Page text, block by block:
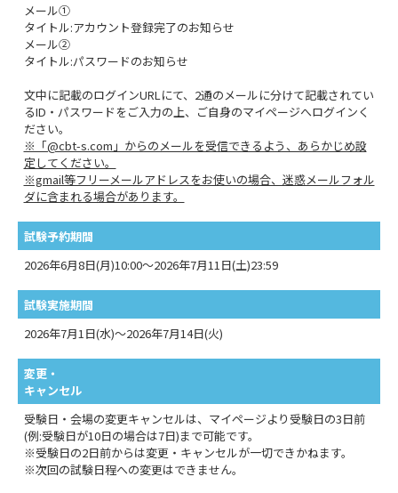
メール①
タイトル:アカウント登録完了のお知らせ
メール②
タイトル:パスワードのお知らせ
文中に記載のログインURLにて、2通のメールに分けて記載されてい
るID・パスワードをご入力の上、ご自身のマイページへログインく
ださい。
※「@cbt-s.com」からのメールを受信できるよう、あらかじめ設
定してください。
※gmail等フリーメールアドレスをお使いの場合、迷惑メールフォル
ダに含まれる場合があります。
試験予約期間
2026年6月8日(月)10:00～2026年7月11日(土)23:59
試験実施期間
2026年7月1日(水)～2026年7月14日(火)
変更・
キャンセル
受験日・会場の変更キャンセルは、マイページより受験日の3日前
(例:受験日が10日の場合は7日)まで可能です。
※受験日の2日前からは変更・キャンセルが一切できかねます。
※次回の試験日程への変更はできません。